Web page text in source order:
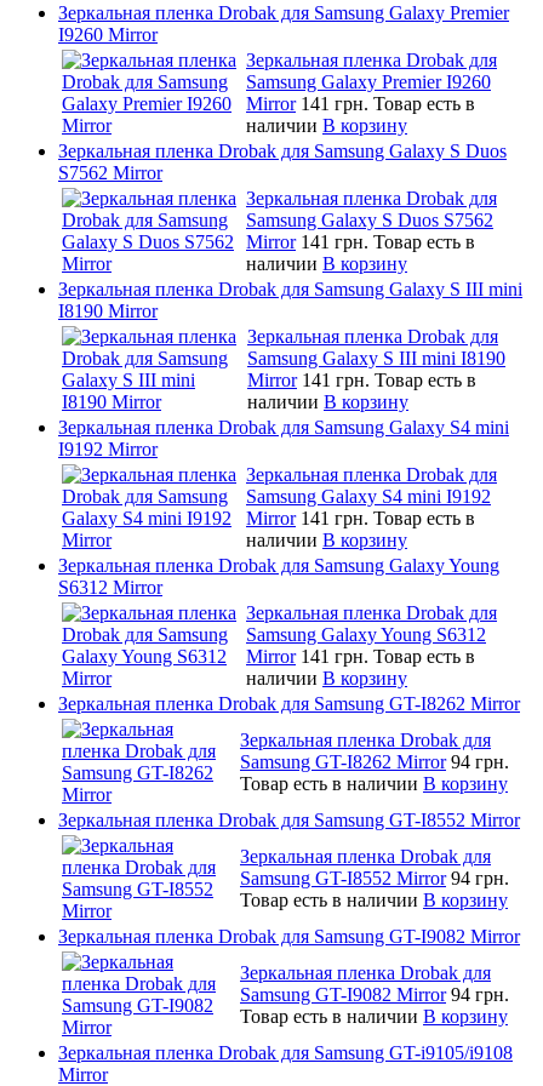
Зеркальная пленка Drobak для Samsung Galaxy Premier
I9260 Mirror
Зеркальная пленка Drobak для
Samsung Galaxy Premier I9260
Mirror 141 грн. Товар есть в
наличии В корзину
Зеркальная пленка Drobak для Samsung Galaxy S Duos
S7562 Mirror
Зеркальная пленка Drobak для
Samsung Galaxy S Duos S7562
Mirror 141 грн. Товар есть в
наличии В корзину
Зеркальная пленка Drobak для Samsung Galaxy S III mini
I8190 Mirror
Зеркальная пленка Drobak для
Samsung Galaxy S III mini I8190
Mirror 141 грн. Товар есть в
наличии В корзину
Зеркальная пленка Drobak для Samsung Galaxy S4 mini
I9192 Mirror
Зеркальная пленка Drobak для
Samsung Galaxy S4 mini I9192
Mirror 141 грн. Товар есть в
наличии В корзину
Зеркальная пленка Drobak для Samsung Galaxy Young
S6312 Mirror
Зеркальная пленка Drobak для
Samsung Galaxy Young S6312
Mirror 141 грн. Товар есть в
наличии В корзину
Зеркальная пленка Drobak для Samsung GT-I8262 Mirror
Зеркальная пленка Drobak для
Samsung GT-I8262 Mirror 94 грн.
Товар есть в наличии В корзину
Зеркальная пленка Drobak для Samsung GT-I8552 Mirror
Зеркальная пленка Drobak для
Samsung GT-I8552 Mirror 94 грн.
Товар есть в наличии В корзину
Зеркальная пленка Drobak для Samsung GT-I9082 Mirror
Зеркальная пленка Drobak для
Samsung GT-I9082 Mirror 94 грн.
Товар есть в наличии В корзину
Зеркальная пленка Drobak для Samsung GT-i9105/i9108
Mirror